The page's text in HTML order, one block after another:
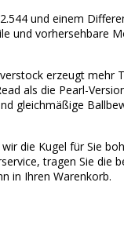
und einem
und vorhersehbare
erzeugt mehr
als die Pearl-
gleichmäßige
die Kugel für Sie
, tragen Sie die
in Ihren Warenkorb.